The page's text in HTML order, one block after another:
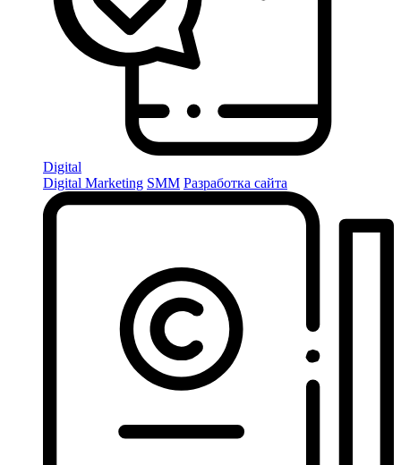
Digital
Digital Marketing SMM Разработка сайта